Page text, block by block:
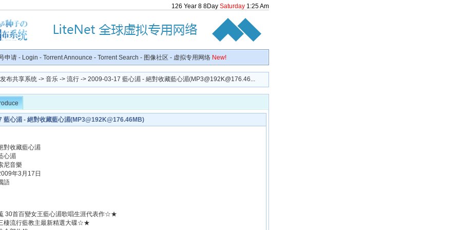
126 Year 8 8Day Saturday 1:25Am
申请 - Login - Torrent Announce - Torrent Search - 图像社区 - 虚拟专用网络 New!
布共享系统 -> 音乐 -> 流行 -> 2009-03-17 藍心湄 - 絕對收藏藍心湄(MP3@192K@176.46...
藍心湄 - 絕對收藏藍心湄(MP3@192K@176.46MB)
對收藏藍心湄
心湄
尼音樂
年3月17日
語
30首百變女王藍心湄歌唱生涯代表作☆★
流行藍教主最新精選大碟☆★